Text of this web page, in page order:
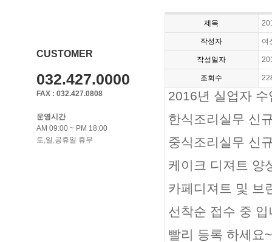
CUSTOMER
032.427.0000
FAX : 032.427.0808
운영시간
AM 09:00 ~ PM 18:00
토,일,공휴일 휴무
제목
작성자 여
작성일자
조회수
2016년 실업자 수
한식조리실무 신
중식조리실무 신
케이크 디져트 양
카페디져트 및 브
선착순 접수 중 입
빨리 등록 하세요